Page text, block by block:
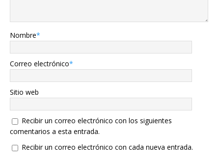
Nombre*
Correo electrónico*
Sitio web
Recibir un correo electrónico con los siguientes
comentarios a esta entrada.
Recibir un correo electrónico con cada nueva entrada.